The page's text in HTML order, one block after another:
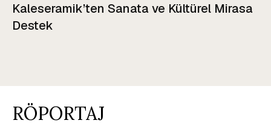
Kaleseramik’ten Sanata ve Kültürel Mirasa
Destek
RÖPORTAJ